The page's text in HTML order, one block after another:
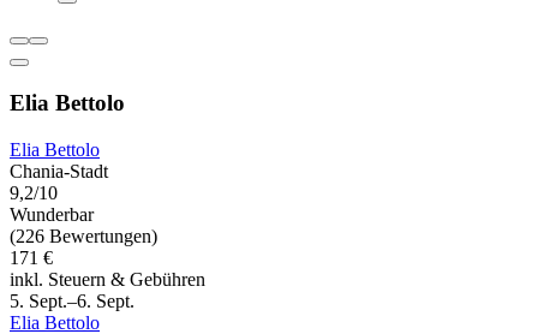
Elia Bettolo
Elia Bettolo
Chania-Stadt
9,2/10
Wunderbar
(226 Bewertungen)
171 €
inkl. Steuern & Gebühren
5. Sept.–6. Sept.
Elia Bettolo